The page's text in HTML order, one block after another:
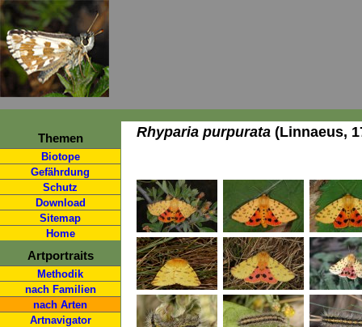
Themen
Biotope
Gefährdung
Schutz
Download
Sitemap
Home
Artportraits
Methodik
nach Familien
nach Arten
Artnavigator
Rhyparia purpurata (Linnaeus,